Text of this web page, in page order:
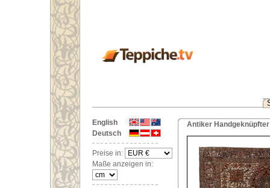
English
Deutsch
Preise in:
Maße anzeigen in:
Antiker